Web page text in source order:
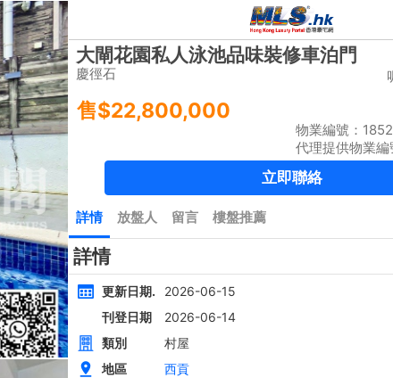
免費業主放盤 | 業主刪除樓盤
一手豪宅 豪宅市場消息 豪宅論壇 刊登廣告
間隔
搜尋結果：5883
黃金置頂